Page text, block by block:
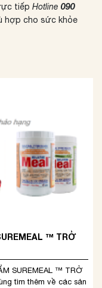
tiếp Hotline 090
hợp cho sức khỏe
™ TRỞ
SUREMEAL ™ TRỞ
tìm thêm về các sản